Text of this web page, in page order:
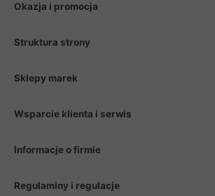
Okazja i promocja
Struktura strony
Sklepy marek
Wsparcie klienta i serwis
Informacje o firmie
Regulaminy i regulacje